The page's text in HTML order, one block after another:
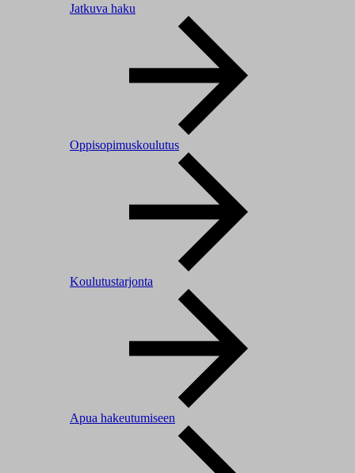
Jatkuva haku
Oppisopimuskoulutus
Koulutustarjonta
Apua hakeutumiseen